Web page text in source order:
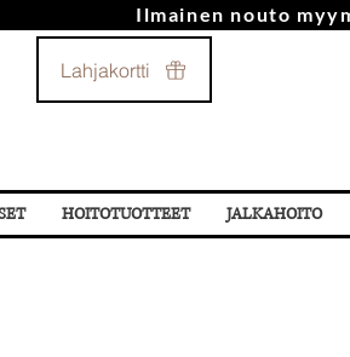
Ilmainen nouto
Lahjakortti
HOITOTUOTTEET JALKAHOITO